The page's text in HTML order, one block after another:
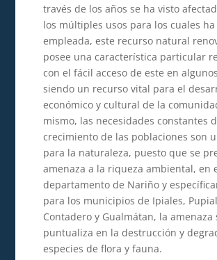
través de los años se ha visto
los múltiples usos para los cuales
empleada, este recurso natural
posee una característica particular
con el fácil acceso de este en
siendo un recurso vital para el
económico y cultural de la
mismo, las necesidades constantes
crecimiento de las poblaciones son
para la naturaleza, puesto que se
amenaza a la riqueza ambiental, en
departamento de Nariño y
para los municipios de Ipiales,
Contadero y Gualmátan, la amenaza
puntualiza en la destrucción y
especies de flora y fauna.